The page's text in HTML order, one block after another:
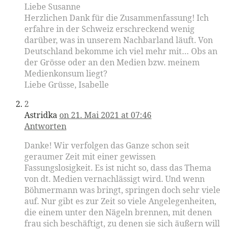
Liebe Susanne
Herzlichen Dank für die Zusammenfassung! Ich
erfahre in der Schweiz erschreckend wenig
darüber, was in unserem Nachbarland läuft. Von
Deutschland bekomme ich viel mehr mit… Obs an
der Grösse oder an den Medien bzw. meinem
Medienkonsum liegt?
Liebe Grüsse, Isabelle
2
Astridka on 21. Mai 2021 at 07:46
Antworten
Danke! Wir verfolgen das Ganze schon seit
geraumer Zeit mit einer gewissen
Fassungslosigkeit. Es ist nicht so, dass das Thema
von dt. Medien vernachlässigt wird. Und wenn
Böhmermann was bringt, springen doch sehr viele
auf. Nur gibt es zur Zeit so viele Angelegenheiten,
die einem unter den Nägeln brennen, mit denen
frau sich beschäftigt, zu denen sie sich äußern will